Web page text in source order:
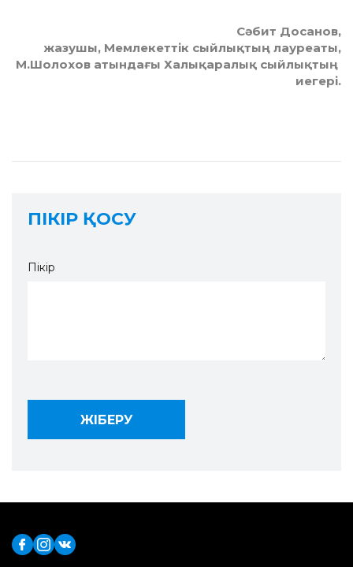
Сәбит Досанов,
жазушы, Мемлекеттік сыйлықтың лауреаты,
М.Шолохов атындағы Халықаралық сыйлықтың
иегері.
ПІКІР ҚОСУ
Пікір